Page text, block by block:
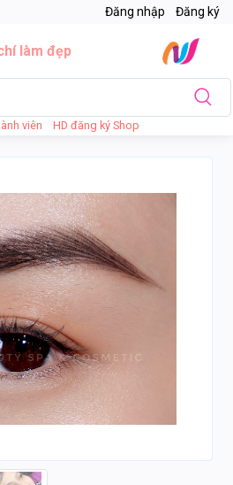
Đăng nhập Đăng ký
làm đẹp
viên HD đăng ký Shop